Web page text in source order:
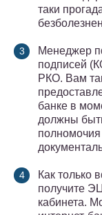
таки
Менеджер
подписей
РКО. Вам
банке в
должны
Как только
получите
кабинета.